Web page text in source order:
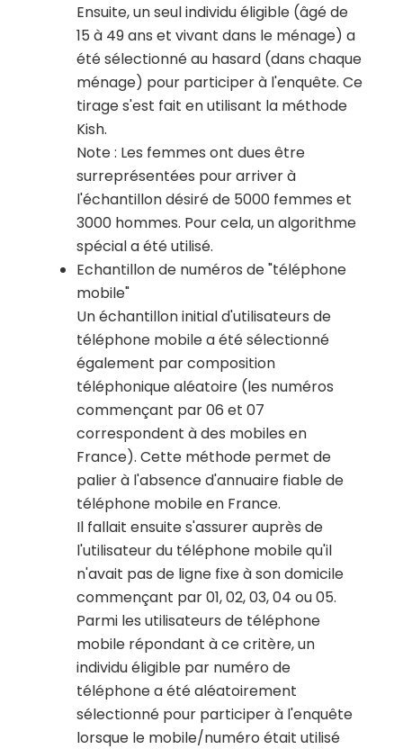
Ensuite, un seul individu éligible (âgé de
15 à 49 ans et vivant dans le ménage) a
été sélectionné au hasard (dans chaque
ménage) pour participer à l'enquête. Ce
tirage s'est fait en utilisant la méthode
Kish.
Note : Les femmes ont dues être
surreprésentées pour arriver à
l'échantillon désiré de 5000 femmes et
3000 hommes. Pour cela, un algorithme
spécial a été utilisé.
Echantillon de numéros de "téléphone
mobile"
Un échantillon initial d'utilisateurs de
téléphone mobile a été sélectionné
également par composition
téléphonique aléatoire (les numéros
commençant par 06 et 07
correspondent à des mobiles en
France). Cette méthode permet de
palier à l'absence d'annuaire fiable de
téléphone mobile en France.
Il fallait ensuite s'assurer auprès de
l'utilisateur du téléphone mobile qu'il
n'avait pas de ligne fixe à son domicile
commençant par 01, 02, 03, 04 ou 05.
Parmi les utilisateurs de téléphone
mobile répondant à ce critère, un
individu éligible par numéro de
téléphone a été aléatoirement
sélectionné pour participer à l'enquête
lorsque le mobile/numéro était utilisé